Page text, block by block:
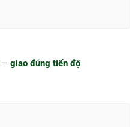
– giao đúng tiến độ